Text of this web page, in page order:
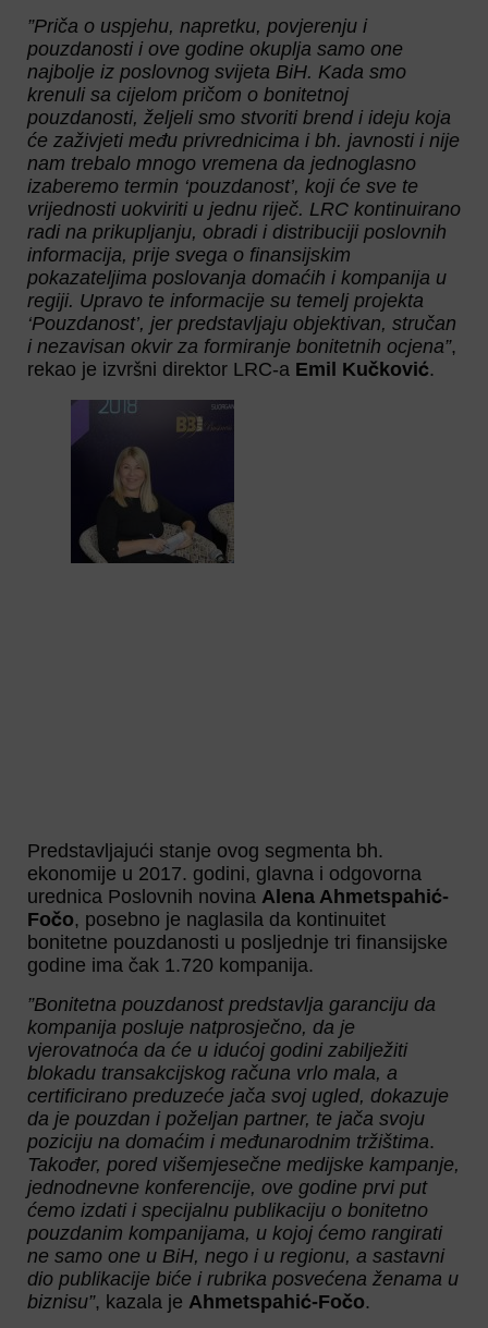
”Priča o uspjehu, napretku, povjerenju i
pouzdanosti i ove godine okuplja samo one
najbolje iz poslovnog svijeta BiH. Kada smo
krenuli sa cijelom pričom o bonitetnoj
pouzdanosti, željeli smo stvoriti brend i ideju koja
će zaživjeti među privrednicima i bh. javnosti i nije
nam trebalo mnogo vremena da jednoglasno
izaberemo termin ‘pouzdanost’, koji će sve te
vrijednosti uokviriti u jednu riječ. LRC kontinuirano
radi na prikupljanju, obradi i distribuciji poslovnih
informacija, prije svega o finansijskim
pokazateljima poslovanja domaćih i kompanija u
regiji. Upravo te informacije su temelj projekta
‘Pouzdanost’, jer predstavljaju objektivan, stručan
i nezavisan okvir za formiranje bonitetnih ocjena”,
rekao je izvršni direktor LRC-a Emil Kučković.
Predstavljajući stanje ovog segmenta bh.
ekonomije u 2017. godini, glavna i odgovorna
urednica Poslovnih novina Alena Ahmetspahić-
Fočo, posebno je naglasila da kontinuitet
bonitetne pouzdanosti u posljednje tri finansijske
godine ima čak 1.720 kompanija.
”Bonitetna pouzdanost predstavlja garanciju da
kompanija posluje natprosječno, da je
vjerovatnoća da će u idućoj godini zabilježiti
blokadu transakcijskog računa vrlo mala, a
certificirano preduzeće jača svoj ugled, dokazuje
da je pouzdan i poželjan partner, te jača svoju
poziciju na domaćim i međunarodnim tržištima.
Također, pored višemjesečne medijske kampanje,
jednodnevne konferencije, ove godine prvi put
ćemo izdati i specijalnu publikaciju o bonitetno
pouzdanim kompanijama, u kojoj ćemo rangirati
ne samo one u BiH, nego i u regionu, a sastavni
dio publikacije biće i rubrika posvećena ženama u
biznisu”, kazala je Ahmetspahić-Fočo.